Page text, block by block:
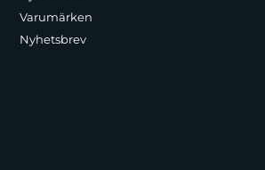
Varumärken
Nyhetsbrev